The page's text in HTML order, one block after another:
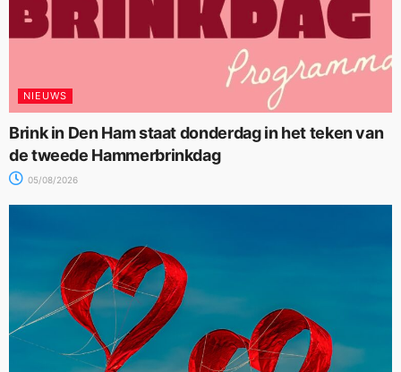
NIEUWS
Brink in Den Ham staat donderdag in het teken van
de tweede Hammerbrinkdag
05/08/2026